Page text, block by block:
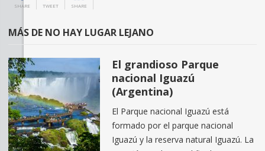
SHARE TWEET SHARE
MÁS DE NO HAY LUGAR LEJANO
El grandioso Parque
nacional Iguazú
(Argentina)
El Parque nacional Iguazú está
formado por el parque nacional
Iguazú y la reserva natural Iguazú. La